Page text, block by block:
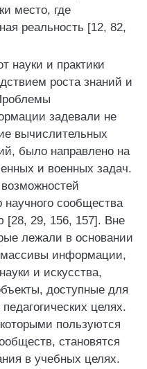
место, где
реальность [12, 82,
науки и практики
роста знаний и
задевали не
вычислительных
было направлено на
и военных задач.
сообщества
[28, 29, 156, 157]. Вне
лежали в основании
массивы информации,
и искусства,
доступные для
целях.
пользуются
становятся
в учебных целях.